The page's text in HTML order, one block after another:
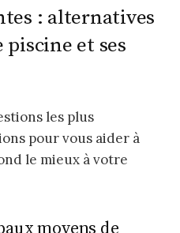
: alternatives
et ses
les plus
pour vous aider à
le mieux à votre